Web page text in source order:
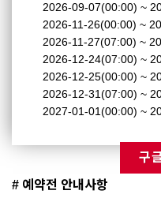
2026-09-07(00:00) ~
2026-11-26(00:00) ~
2026-11-27(07:00) ~
2026-12-24(07:00) ~
2026-12-25(00:00) ~
2026-12-31(07:00) ~
2027-01-01(00:00) ~
구
# 예약전 안내사항